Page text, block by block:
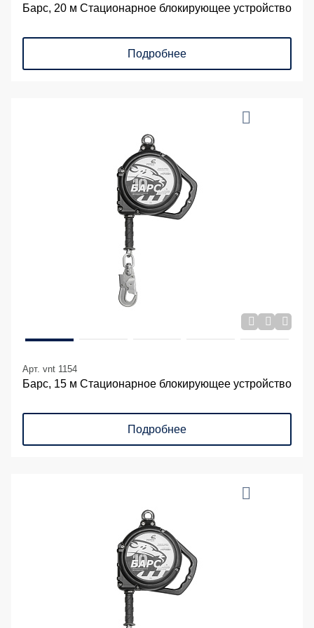
Барс, 20 м Стационарное блокирующее устройство
Подробнее
Арт. vnt 1154
Барс, 15 м Стационарное блокирующее устройство
Подробнее